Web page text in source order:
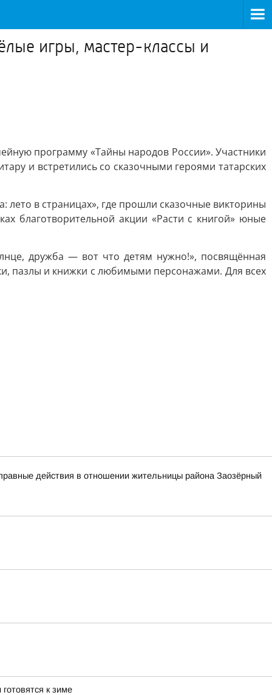
игры, мастер-классы и
программу «Тайны народов России». Участники
и встретились со сказочными героями татарских
лето в страницах», где прошли сказочные викторины
благотворительной акции «Расти с книгой» юные
дружба — вот что детям нужно!», посвящённая
пазлы и книжки с любимыми персонажами. Для всех
действия в отношении жительницы района Заозёрный
к зиме